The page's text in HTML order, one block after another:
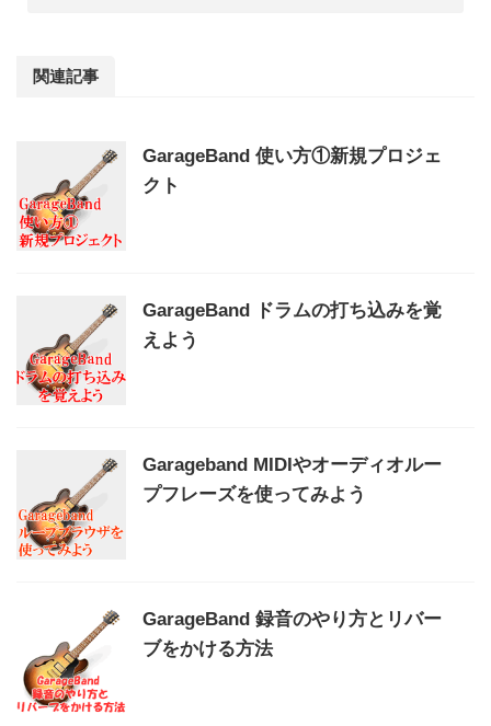
関連記事
GarageBand 使い方①新規プロジェ
クト
GarageBand ドラムの打ち込みを覚
えよう
Garageband MIDIやオーディオルー
プフレーズを使ってみよう
GarageBand 録音のやり方とリバー
ブをかける方法